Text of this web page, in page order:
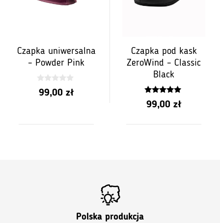
Czapka uniwersalna
– Powder Pink
0
z
99,00 zł
Czapka pod kask
ZeroWind – Classic
Black
4.78
z 5
99,00 zł
Polska produkcja